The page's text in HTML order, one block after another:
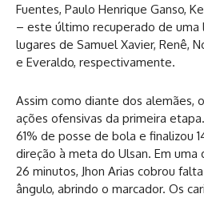
Fuentes, Paulo Henrique Ganso,
– este último recuperado de uma
lugares de Samuel Xavier, Renê,
e Everaldo, respectivamente.
Assim como diante dos alemães,
ações ofensivas da primeira
61% de posse de bola e finalizou
direção à meta do Ulsan. Em uma
26 minutos, Jhon Arias cobrou
ângulo, abrindo o marcador. Os